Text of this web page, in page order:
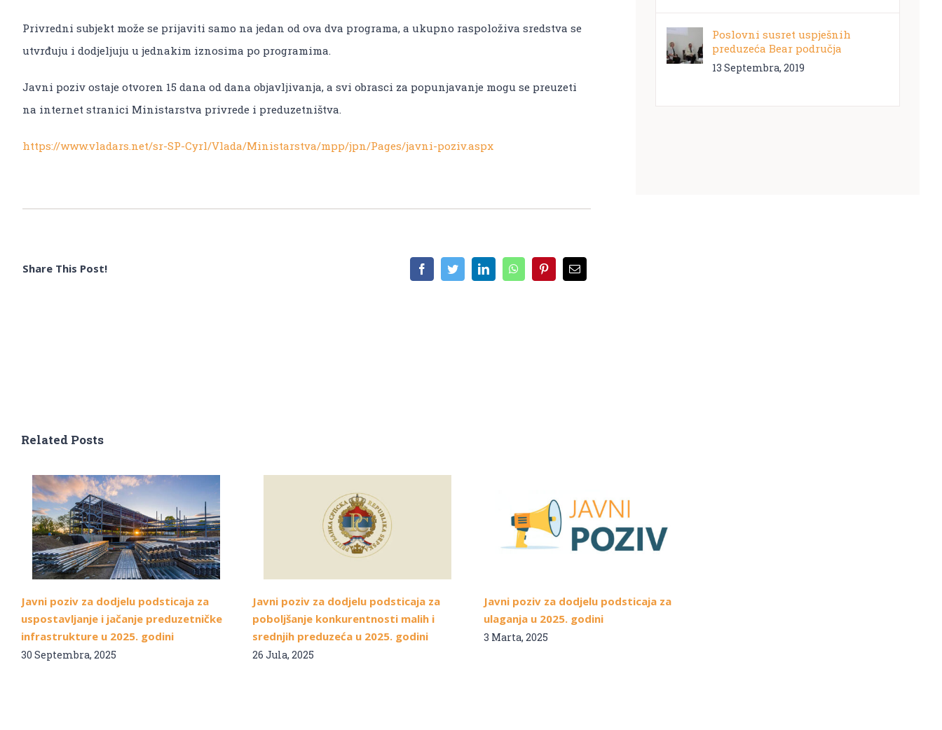
Privredni subjekt može se prijaviti samo na jedan od ova dva programa, a ukupno raspoloživa sredstva se
utvrđuju i dodjeljuju u jednakim iznosima po programima.
Javni poziv ostaje otvoren 15 dana od dana objavljivanja, a svi obrasci za popunjavanje mogu se preuzeti
na internet stranici Ministarstva privrede i preduzetništva.
https://www.vladars.net/sr-SP-Cyrl/Vlada/Ministarstva/mpp/jpn/Pages/javni-poziv.aspx
Share This Post!
Poslovni susret uspješnih
preduzeća Bear područja
13 Septembra, 2019
Related Posts
Javni poziv za dodjelu podsticaja za
uspostavljanje i jačanje preduzetničke
infrastrukture u 2025. godini
30 Septembra, 2025
Javni poziv za dodjelu podsticaja za
poboljšanje konkurentnosti malih i
srednjih preduzeća u 2025. godini
26 Jula, 2025
Javni poziv za dodjelu podsticaja za
ulaganja u 2025. godini
3 Marta, 2025